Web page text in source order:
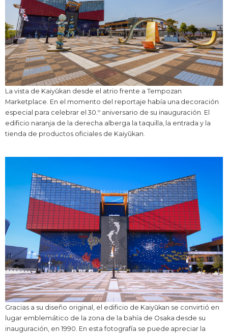
La vista de Kaiyūkan desde el atrio frente a Tempozan
Marketplace. En el momento del reportaje había una decoración
especial para celebrar el 30.º aniversario de su inauguración. El
edificio naranja de la derecha alberga la taquilla, la entrada y la
tienda de productos oficiales de Kaiyūkan.
Gracias a su diseño original, el edificio de Kaiyūkan se convirtió en
lugar emblemático de la zona de la bahía de Osaka desde su
inauguración, en 1990. En esta fotografía se puede apreciar la